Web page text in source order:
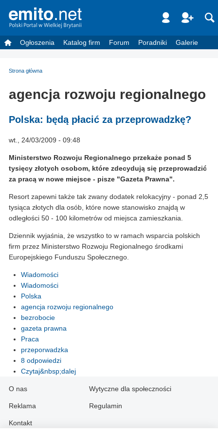
Ogłoszenia Katalog firm Forum Poradniki Galerie
Strona główna
agencja rozwoju regionalnego
Polska: będą płacić za przeprowadzkę?
wt., 24/03/2009 - 09:48
Ministerstwo Rozwoju Regionalnego przekaże ponad 5
tysięcy złotych osobom, które zdecydują się przeprowadzić
za pracą w nowe miejsce - pisze "Gazeta Prawna".
Resort zapewni także tak zwany dodatek relokacyjny - ponad 2,5
tysiąca złotych dla osób, które nowe stanowisko znajdą w
odległości 50 - 100 kilometrów od miejsca zamieszkania.
Dziennik wyjaśnia, że wszystko to w ramach wsparcia polskich
firm przez Ministerstwo Rozwoju Regionalnego środkami
Europejskiego Funduszu Społecznego.
Wiadomości
Wiadomości
Polska
agencja rozwoju regionalnego
bezrobocie
gazeta prawna
Praca
przeporwadzka
8 odpowiedzi
Czytaj&nbsp;dalej
O nas
Reklama
Kontakt
Wytyczne dla społeczności
Regulamin